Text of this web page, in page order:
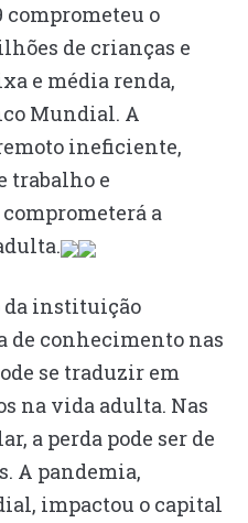
comprometeu o
de crianças e
e média renda,
Mundial. A
ineficiente,
trabalho e
a
da instituição
de conhecimento nas
se traduzir em
na vida adulta. Nas
a perda pode ser de
A pandemia,
impactou o capital